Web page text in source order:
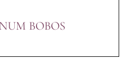
BOBOS